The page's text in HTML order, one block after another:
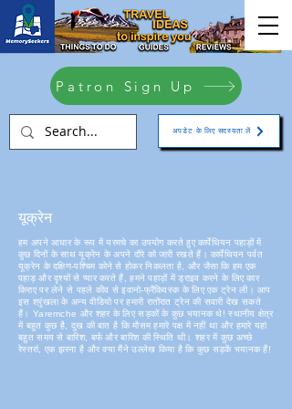
अपडेट के लिए सदस्यता लें
Patron Sign Up
यूक्रेन
हम अपने आधार के रूप में यरमचे का उपयोग करते हुए कार्पेथियन पहाड़ों में
कुछ दिनों के साथ यूक्रेन के अपने दौरे को जारी रखते हैं। कार्पेथियन पर्वत
यूक्रेन के दक्षिण-पश्चिम कोने से होकर निकलता है, और जैसा कि हम एक
पहाड़ और दृश्यों से प्यार करते हैं, हमने पहाड़ों में ड्राइव करने के लिए कार
किराए पर लेने से पहले कीव से इवानो-फ्रैंकिवस्क के लिए एक ट्रेन ली। आप
इस श्रृंखला के अन्य वीडियो पर हमारी रातोंरात ट्रेन की सवारी देख सकते
हैं। Yaremche और शहर के लिए सड़कों के कुछ भयानक थे! स्थानीय क्षेत्र
में बहुत कुछ है, दुख की बात है कि मौसम हमारे पक्ष में नहीं था और हमारे यहां
बहुत समय से बारिश, बर्फ और बारिश की स्थिति थी। शहर में कुछ अच्छे
रेस्तरां, एक झरना है और क्या मैंने उल्लेख किया है कि कुछ सड़कें भयानक हैं!